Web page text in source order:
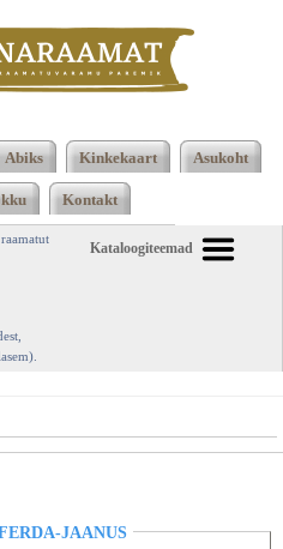
JAANUS, R. Kleis
| vanaraamat. ee
Abiks Kinkekaart Asukoht
Kontakt
Kataloogiteemad
raamatut
JAANUS